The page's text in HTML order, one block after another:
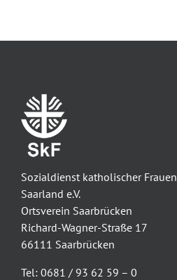
Sozialdienst katholischer Frauen
Saarland e.V.
Ortsverein Saarbrücken
Richard-Wagner-Straße 17
66111 Saarbrücken
Tel: 0681 / 93 62 59 – 0